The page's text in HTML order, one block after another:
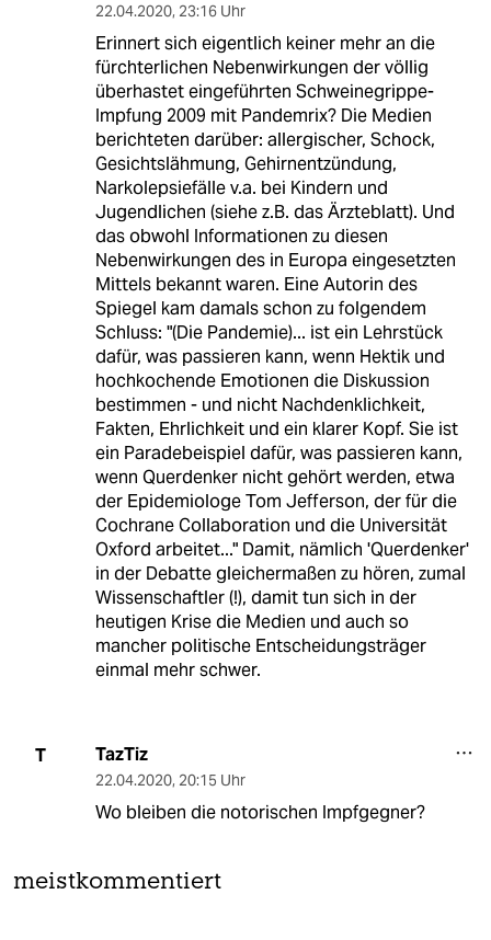
22.04.2020, 23:16 Uhr
Erinnert sich eigentlich keiner mehr an die
fürchterlichen Nebenwirkungen der völlig
überhastet eingeführten Schweinegrippe-
Impfung 2009 mit Pandemrix? Die Medien
berichteten darüber: allergischer, Schock,
Gesichtslähmung, Gehirnentzündung,
Narkolepsiefälle v.a. bei Kindern und
Jugendlichen (siehe z.B. das Ärzteblatt). Und
das obwohl Informationen zu diesen
Nebenwirkungen des in Europa eingesetzten
Mittels bekannt waren. Eine Autorin des
Spiegel kam damals schon zu folgendem
Schluss: "(Die Pandemie)... ist ein Lehrstück
dafür, was passieren kann, wenn Hektik und
hochkochende Emotionen die Diskussion
bestimmen - und nicht Nachdenklichkeit,
Fakten, Ehrlichkeit und ein klarer Kopf. Sie ist
ein Paradebeispiel dafür, was passieren kann,
wenn Querdenker nicht gehört werden, etwa
der Epidemiologe Tom Jefferson, der für die
Cochrane Collaboration und die Universität
Oxford arbeitet..." Damit, nämlich 'Querdenker'
in der Debatte gleichermaßen zu hören, zumal
Wissenschaftler (!), damit tun sich in der
heutigen Krise die Medien und auch so
mancher politische Entscheidungsträger
einmal mehr schwer.
T TazTiz
22.04.2020, 20:15 Uhr
Wo bleiben die notorischen Impfgegner?
meistkommentiert